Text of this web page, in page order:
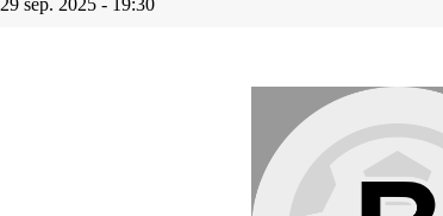
29 sep. 2025 - 19:30